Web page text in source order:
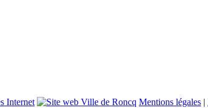
Mentions légales |